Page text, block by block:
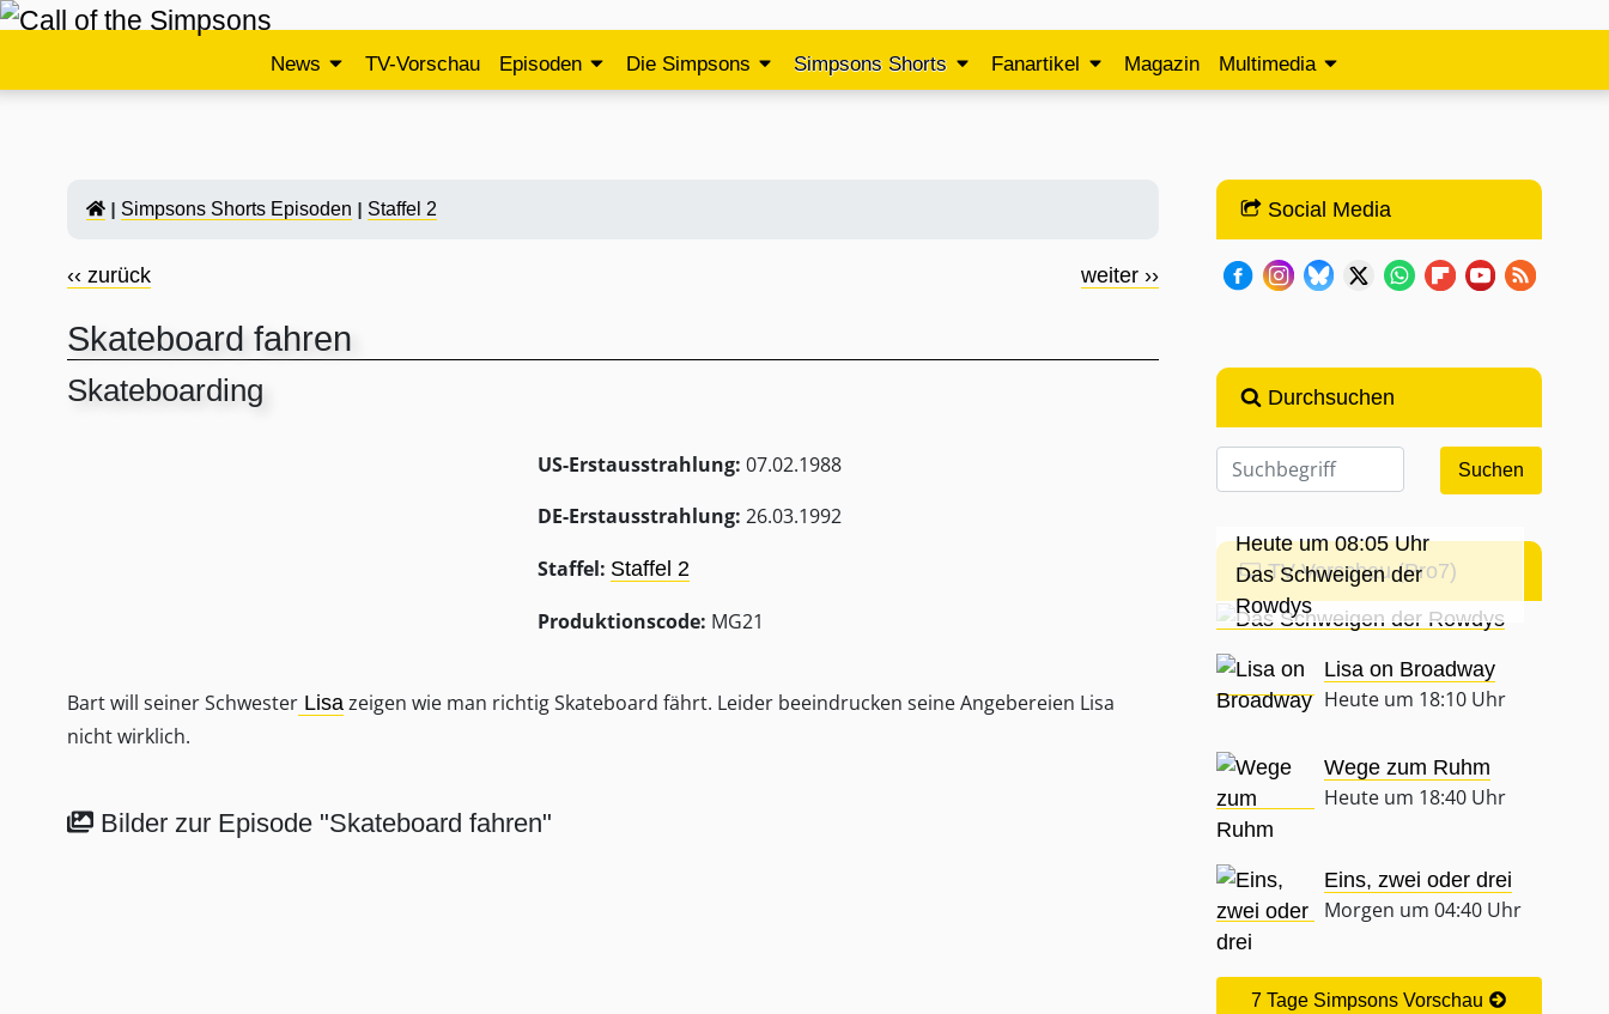
News TV-Vorschau Episoden Die Simpsons Simpsons Shorts Fanartikel Magazin Multimedia
Simpsons Shorts Episoden Staffel 2
‹‹ zurück weiter ››
Skateboard fahren
Skateboarding
US-Erstausstrahlung: 07.02.1988
DE-Erstausstrahlung: 26.03.1992
Staffel: Staffel 2
Produktionscode: MG21
Bart will seiner Schwester Lisa zeigen wie man richtig Skateboard fährt. Leider beeindrucken seine Angebereien Lisa
nicht wirklich.
Bilder zur Episode "Skateboard fahren"
Social Media
Durchsuchen
TV-Vorschau (Pro7)
Heute um 08:05 Uhr
Das Schweigen der
Rowdys
Lisa on Broadway
Heute um 18:10 Uhr
Wege zum Ruhm
Heute um 18:40 Uhr
Eins, zwei oder drei
Morgen um 04:40 Uhr
7 Tage Simpsons Vorschau